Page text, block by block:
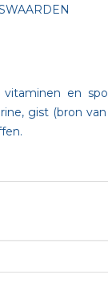
vitaminen en
gist (bron